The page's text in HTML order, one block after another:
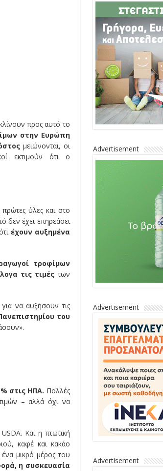
προς αυτό το
στην Ευρώπη
μειώνονται, οι
εκτιμούν ότι ο
ύλες και στο
δεν έχει επηρεάσει
έχουν αυξημένα
τροφίμων
τις τιμές των
να αυξήσουν τις
του
στις ΗΠΑ. Πολλές
– αλλά όχι να
Και η πτωτική
καφέ και κακάο
μικρό μέρος του
η συσκευασία
Advertisement
Advertisement
Advertisement